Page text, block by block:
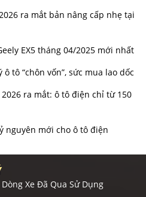
ra mắt bản nâng cấp nhẹ tại
EX5 tháng 04/2025 mới nhất
tô “chôn vốn”, sức mua lao dốc
ra mắt: ô tô điện chỉ từ 150
nguyên mới cho ô tô điện
Xe Đã Qua Sử Dụng